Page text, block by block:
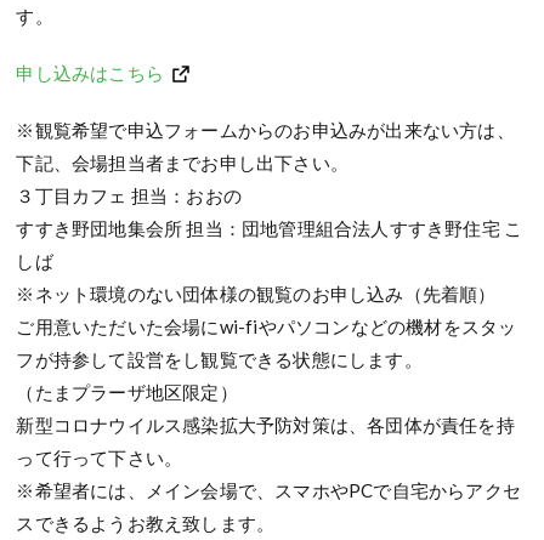
す。
申し込みはこちら
※観覧希望で申込フォームからのお申込みが出来ない方は、
下記、会場担当者までお申し出下さい。
３丁目カフェ 担当：おおの
すすき野団地集会所 担当：団地管理組合法人すすき野住宅 こ
しば
※ネット環境のない団体様の観覧のお申し込み（先着順）
ご用意いただいた会場にwi-fiやパソコンなどの機材をスタッ
フが持参して設営をし観覧できる状態にします。
（たまプラーザ地区限定）
新型コロナウイルス感染拡大予防対策は、各団体が責任を持
って行って下さい。
※希望者には、メイン会場で、スマホやPCで自宅からアクセ
スできるようお教え致します。